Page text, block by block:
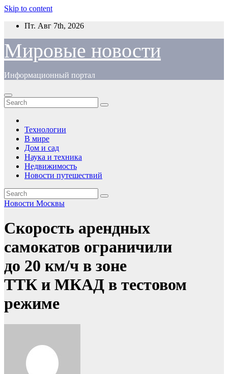
Skip to content
Пт. Авг 7th, 2026
Мировые новости
Информационный портал
Технологии
В мире
Дом и сад
Наука и техника
Недвижимость
Новости путешествий
Новости Москвы
Скорость арендных
самокатов ограничили
до 20 км/ч в зоне
ТТК и МКАД в тестовом
режиме